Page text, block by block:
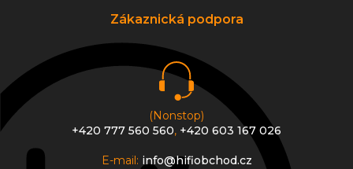
Zákaznická podpora
(Nonstop)
+420 777 560 560, +420 603 167 026
E-mail: info@hifiobchod.cz